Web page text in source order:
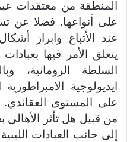
المنطقة من معتقدات
على أنواعها. فضلا عن
عند الأتباع وابراز
يتعلق الأمر فيها
السلطة الرومانية،
ايديولوجية
على المستوى
من قبيل هل تأثر الأهالي
إلى جانب العبادات